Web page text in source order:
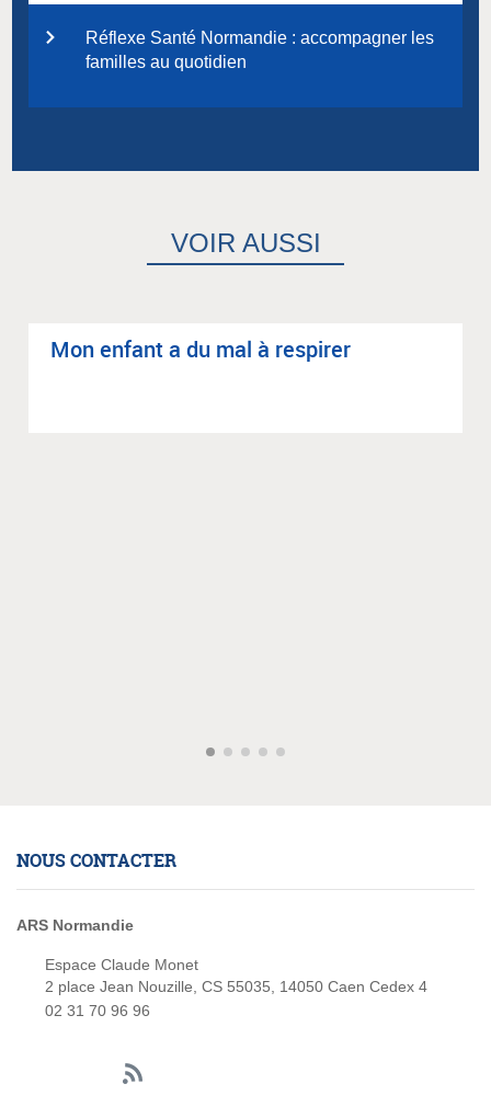
Réflexe Santé Normandie : accompagner les
familles au quotidien
VOIR AUSSI
Mon enfant a du mal à res­pi­rer
NOUS CONTACTER
ARS Normandie
Espace Claude Monet
2 place Jean Nouzille, CS 55035, 14050 Caen Cedex 4
02 31 70 96 96